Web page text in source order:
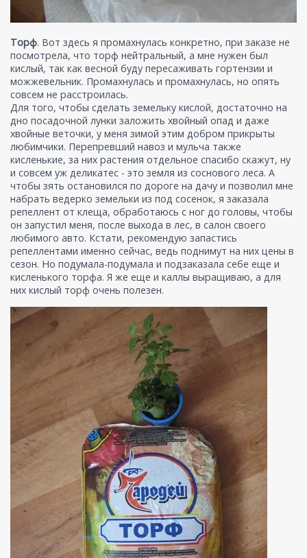
Торф. Вот здесь я промахнулась конкретно, при заказе не
посмотрела, что торф нейтральный, а мне нужен был
кислый, так как весной буду пересаживать гортензии и
можжевельник. Промахнулась и промахнулась, но опять
совсем не расстроилась.
Для того, чтобы сделать земельку кислой, достаточно на
дно посадочной лунки заложить хвойный опад и даже
хвойные веточки, у меня зимой этим добром прикрыты
любимчики. Перепревший навоз и мульча также
кисленькие, за них растения отдельное спасибо скажут, ну
и совсем уж деликатес - это земля из соснового леса. А
чтобы зять остановился по дороге на дачу и позволил мне
набрать ведерко земельки из под сосенок, я заказала
репеллент от клеща, обработаюсь с ног до головы, чтобы
он запустил меня, после выхода в лес, в салон своего
любимого авто. Кстати, рекомендую запастись
репеллентами именно сейчас, ведь поднимут на них цены в
сезон. Но подумала-подумала и подзаказала себе еще и
кисленького торфа. Я же еще и каллы выращиваю, а для
них кислый торф очень полезен.